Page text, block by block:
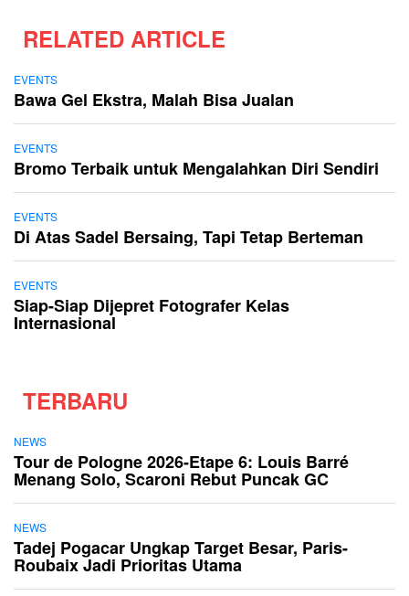
RELATED ARTICLE
EVENTS
Bawa Gel Ekstra, Malah Bisa Jualan
EVENTS
Bromo Terbaik untuk Mengalahkan Diri Sendiri
EVENTS
Di Atas Sadel Bersaing, Tapi Tetap Berteman
EVENTS
Siap-Siap Dijepret Fotografer Kelas
Internasional
TERBARU
NEWS
Tour de Pologne 2026-Etape 6: Louis Barré
Menang Solo, Scaroni Rebut Puncak GC
NEWS
Tadej Pogacar Ungkap Target Besar, Paris-
Roubaix Jadi Prioritas Utama